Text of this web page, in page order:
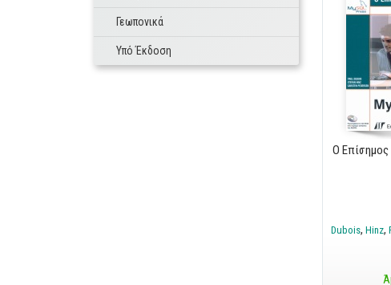
Γεωπονικά
Υπό Έκδοση
Ο
Dubois Hinz